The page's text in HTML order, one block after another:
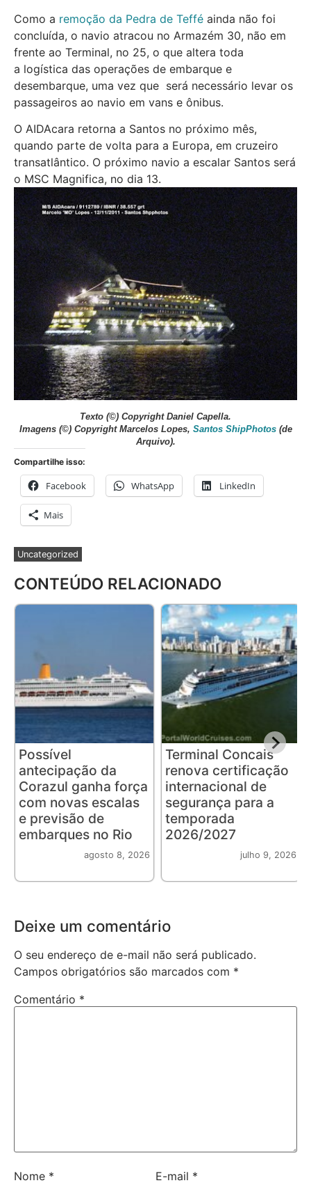
Como a remoção da Pedra de Teffé ainda não foi
concluída, o navio atracou no Armazém 30, não em
frente ao Terminal, no 25, o que altera toda
a logística das operações de embarque e
desembarque, uma vez que será necessário levar os
passageiros ao navio em vans e ônibus.
O AIDAcara retorna a Santos no próximo mês,
quando parte de volta para a Europa, em cruzeiro
transatlântico. O próximo navio a escalar Santos será
o MSC Magnifica, no dia 13.
Texto (©) Copyright Daniel Capella.
Imagens (©) Copyright Marcelos Lopes, Santos ShipPhotos(de
Arquivo).
Compartilhe isso:
Facebook WhatsApp LinkedIn
Mais
Uncategorized
CONTEÚDO RELACIONADO
Possível
antecipação da
Corazul ganha força
com novas escalas
e previsão de
embarques no Rio
agosto 8, 2026
Terminal Concais
renova certificação
internacional de
segurança para a
temporada
2026/2027
julho 9, 2026
Deixe um comentário
O seu endereço de e-mail não será publicado.
Campos obrigatórios são marcados com *
Comentário *
Nome * E-mail *